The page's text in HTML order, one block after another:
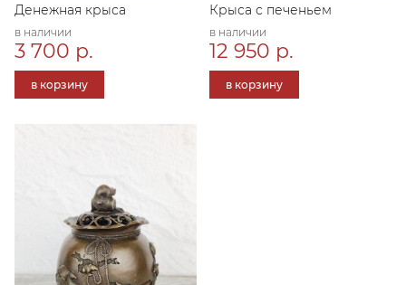
Денежная крыса
в наличии
3 700 р.
в корзину
Крыса с печеньем
в наличии
12 950 р.
в корзину